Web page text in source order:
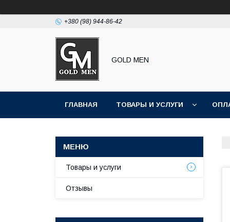
+380 (98) 944-86-42
GOLD MEN
ГЛАВНАЯ ТОВАРЫ И УСЛУГИ
Товары и услуги
Отзывы